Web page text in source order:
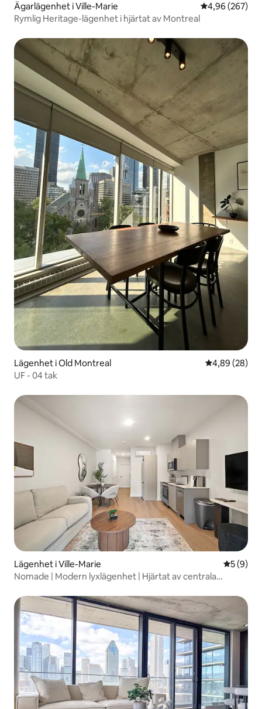
Ägarlägenhet i Ville-Marie 4,96 av 5 i
4,96 (267)
Rymlig Heritage-lägenhet i hjärtat av Montreal
Lägenhet i Old Montreal 4,89 av 5 i
4,89 (28)
UF - 04 tak
Lägenhet i Ville-Marie 5 av 5 i
5 (9)
Nomade | Modern lyxlägenhet | Hjärtat av centrala